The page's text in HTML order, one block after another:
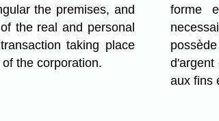
the premises, and
the real and personal
taking place
the corporation.
forme
d'argent
aux fins